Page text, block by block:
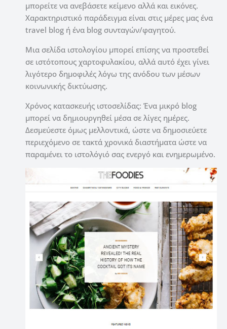
μπορείτε να ανεβάσετε κείμενο αλλά και εικόνες.
Χαρακτηριστικό παράδειγμα είναι στις μέρες μας ένα
travel blog ή ένα blog συνταγών/φαγητού.
Μια σελίδα ιστολογίου μπορεί επίσης να προστεθεί
σε ιστότοπους χαρτοφυλακίου, αλλά αυτό έχει γίνει
λιγότερο δημοφιλές λόγω της ανόδου των μέσων
κοινωνικής δικτύωσης.
Χρόνος κατασκευής ιστοσελίδας: Ένα μικρό blog
μπορεί να δημιουργηθεί μέσα σε λίγες ημέρες.
Δεσμεύεστε όμως μελλοντικά, ώστε να δημοσιεύετε
περιεχόμενο σε τακτά χρονικά διαστήματα ώστε να
παραμένει το ιστολόγιό σας ενεργό και ενημερωμένο.